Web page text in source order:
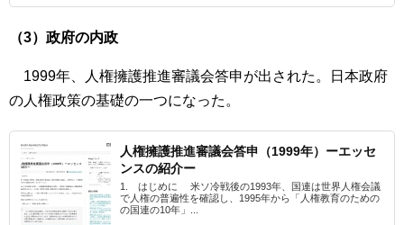
（3）政府の内政
1999年、人権擁護推進審議会答申が出された。日本政府
の人権政策の基礎の一つになった。
人権擁護推進審議会答申（1999年）ーエッセ
ンスの紹介ー
1. はじめに 米ソ冷戦後の1993年、国連は世界人権会議
で人権の普遍性を確認し、1995年から「人権教育のための
の国連の10年」...